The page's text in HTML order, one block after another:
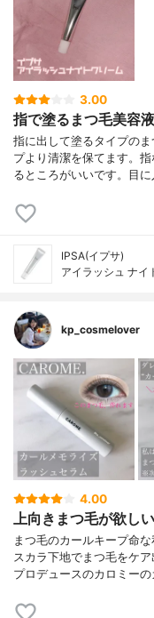
3.00
指で塗るまつ毛美容液
指に出して塗るタイプの
プより清潔を保てます。
るところがいいです。目
IPSA(イプサ)
アイラッシュ ナイ
kp_cosmelover
4.00
上向きまつ毛が欲し
まつ毛のカールキープ命
スカラ下地でまつ毛をケ
プロデュースのカロミー